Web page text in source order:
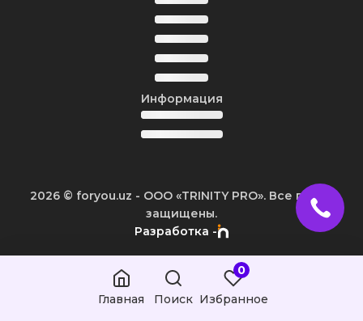
Информация
2026 © foryou.uz - ООО «TRINITY PRO». Все права
защищены.
Разработка -
Главная Поиск
0
Избранное